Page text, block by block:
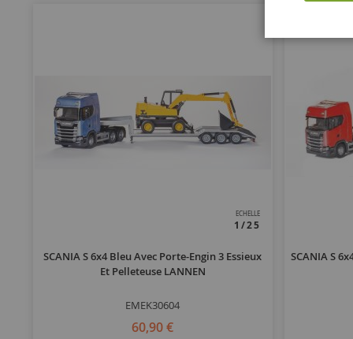
ECHELLE
1/25
SCANIA S 6x4 Bleu Avec Porte-Engin 3 Essieux
Et Pelleteuse LANNEN
EMEK30604
60,90 €
SCANIA S